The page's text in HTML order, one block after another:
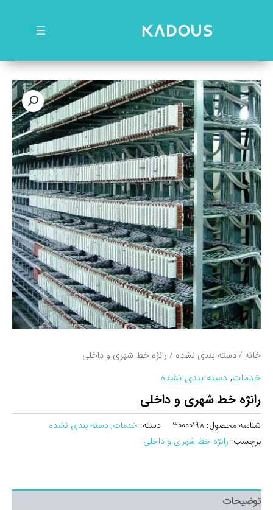
خانه /دسته-بندی-نشده / رانژه خط شهری و داخلی
خدمات, دسته-بندی-نشده
رانژه خط شهری و داخلی
شناسه محصول: 30000198 دسته: خدمات,دسته-بندی-نشده
برچسب: رانژه خط شهری و داخلی
توضیحات